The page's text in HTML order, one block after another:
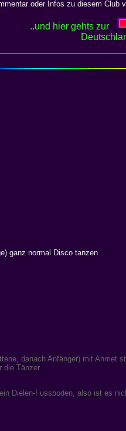
oder Infos zu diesem Club
..und hier gehts zur
ganz normal Disco tanzen
danach Anfänger) mit Ahmet
die Tänzer
Dielen-Fussboden, also ist es